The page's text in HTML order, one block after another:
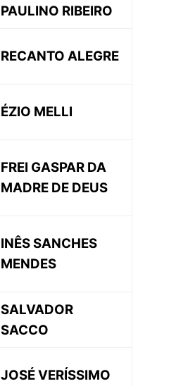
PAULINO RIBEIRO
RECANTO ALEGRE
ÉZIO MELLI
FREI GASPAR DA
MADRE DE DEUS
INÊS SANCHES
MENDES
SALVADOR
SACCO
JOSÉ VERÍSSIMO